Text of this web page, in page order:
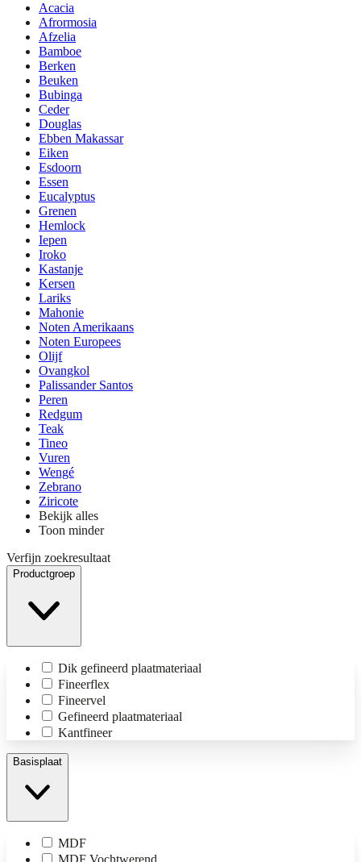
Acacia
Afrormosia
Afzelia
Bamboe
Berken
Beuken
Bubinga
Ceder
Douglas
Ebben Makassar
Eiken
Esdoorn
Essen
Eucalyptus
Grenen
Hemlock
Iepen
Iroko
Kastanje
Kersen
Lariks
Mahonie
Noten Amerikaans
Noten Europees
Olijf
Ovangkol
Palissander Santos
Peren
Redgum
Teak
Tineo
Vuren
Wengé
Zebrano
Ziricote
Bekijk alles
Toon minder
Verfijn zoekresultaat
Productgroep
Dik gefineerd plaatmateriaal
Fineerflex
Fineervel
Gefineerd plaatmateriaal
Kantfineer
Basisplaat
MDF